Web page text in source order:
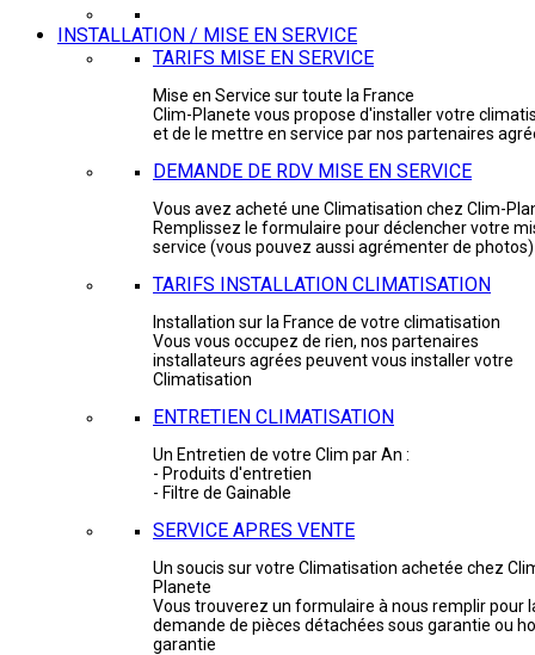
INSTALLATION / MISE EN SERVICE
TARIFS MISE EN SERVICE
Mise en Service sur toute la France
Clim-Planete vous propose d'installer votre
et de le mettre en service par nos partenaires
DEMANDE DE RDV MISE EN SERVICE
Vous avez acheté une Climatisation chez Clim-
Remplissez le formulaire pour déclencher votre
service (vous pouvez aussi agrémenter de photos)
TARIFS INSTALLATION CLIMATISATION
Installation sur la France de votre climatisation
Vous vous occupez de rien, nos partenaires
installateurs agrées peuvent vous installer votre
Climatisation
ENTRETIEN CLIMATISATION
Un Entretien de votre Clim par An :
- Produits d'entretien
- Filtre de Gainable
SERVICE APRES VENTE
Un soucis sur votre Climatisation achetée chez
Planete
Vous trouverez un formulaire à nous remplir pour
demande de pièces détachées sous garantie ou
garantie